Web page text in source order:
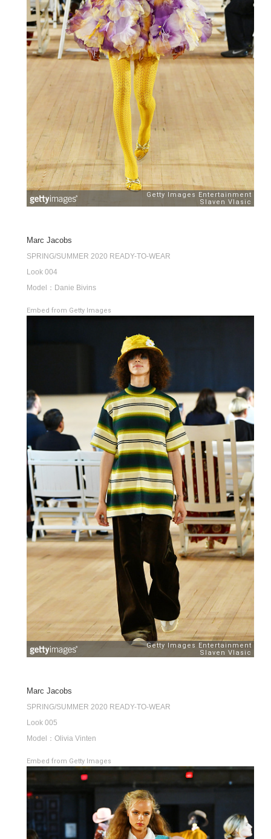
Marc Jacobs
SPRING/SUMMER 2020 READY-TO-WEAR
Look 004
Model：Danie Bivins
Embed from Getty Images
Marc Jacobs
SPRING/SUMMER 2020 READY-TO-WEAR
Look 005
Model：Olivia Vinten
Embed from Getty Images